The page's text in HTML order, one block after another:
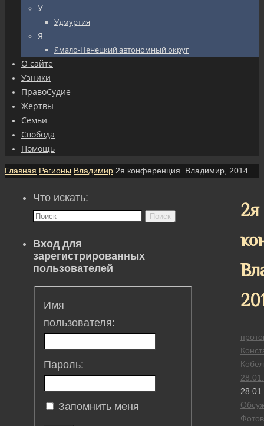
У_________________
Удмуртия
Я_________________
Ямало-Ненецкий автономный округ
О сайте
Узники
ПравоСудие
Жертвы
Семьи
Свобода
Помощь
Главная Регионы Владимир 2я конференция. Владимир, 2014.
2я
Что искать:
Поиск
Вход для
зарегистрированных
пользователей
Имя
пользователя:
Пароль:
Запомнить меня